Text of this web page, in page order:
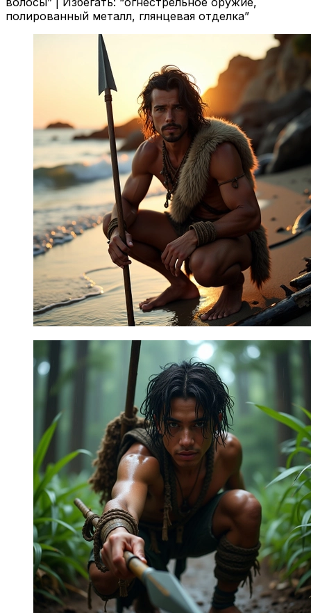
полированный металл, глянцевая отделка”